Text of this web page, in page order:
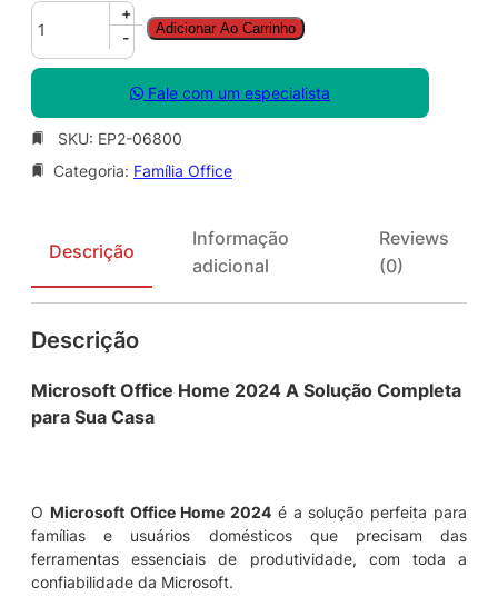
O
f
i
e
o
2
E
D
u
d
+
-
Adicionar Ao Carrinho
Fale com um especialista
SKU: EP2-06800
Categoria: Família Office
Descrição
Informação
adicional
Reviews
(0)
Descrição
Microsoft Office Home 2024 A Solução Completa
para Sua Casa
O Microsoft Office Home 2024 é a solução perfeita para
famílias e usuários domésticos que precisam das
ferramentas essenciais de produtividade, com toda a
confiabilidade da Microsoft.